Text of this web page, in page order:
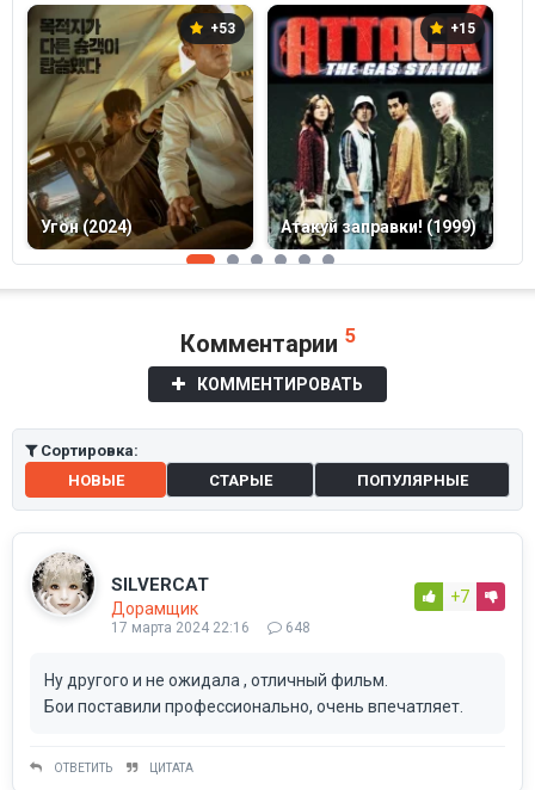
+53
Угон (2024)
+15
Атакуй заправки! (1999)
Комментарии 5
КОММЕНТИРОВАТЬ
Сортировка:
НОВЫЕ
СТАРЫЕ ПОПУЛЯРНЫЕ
SILVERCAT
Дорамщик
17 марта 2024 22:16 648
+7
Ну другого и не ожидала , отличный фильм.
Бои поставили профессионально, очень впечатляет.
ОТВЕТИТЬ ЦИТАТА